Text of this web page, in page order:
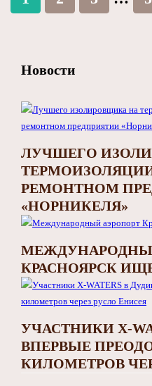
Новости
ЛУЧШЕГО
РЕМОНТНОМ
«НОРНИКЕЛЯ»
КРАСНОЯРСК
УЧАСТНИКИ X-
ВПЕРВЫЕ
КИЛОМЕТРОВ